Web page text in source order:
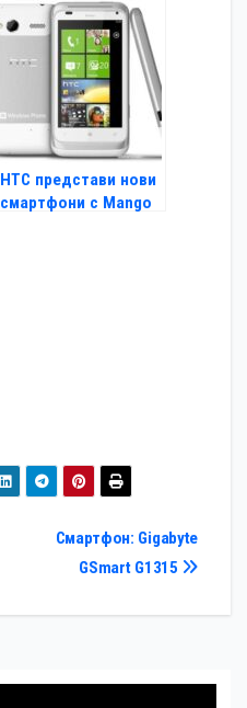
HTC представи нови
смартфони с Mango
Смартфон: Gigabyte
GSmart G1315